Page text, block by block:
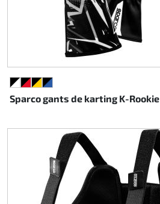
Sparco gants de karting K-Rookie
NOIR/BLANC
NOIR/ROUGE
NOIR/JAUNE
NOIR/BLEU